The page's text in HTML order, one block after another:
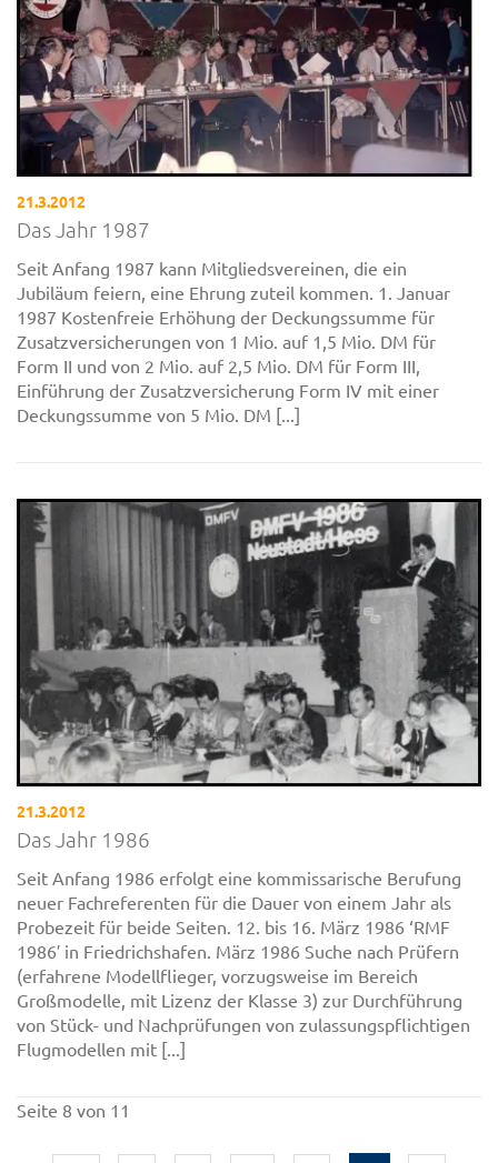
21.3.2012
Das Jahr 1987
Seit Anfang 1987 kann Mitgliedsvereinen, die ein
Jubiläum feiern, eine Ehrung zuteil kommen. 1. Januar
1987 Kostenfreie Erhöhung der Deckungssumme für
Zusatzversicherungen von 1 Mio. auf 1,5 Mio. DM für
Form II und von 2 Mio. auf 2,5 Mio. DM für Form III,
Einführung der Zusatzversicherung Form IV mit einer
Deckungssumme von 5 Mio. DM [...]
21.3.2012
Das Jahr 1986
Seit Anfang 1986 erfolgt eine kommissarische Berufung
neuer Fachreferenten für die Dauer von einem Jahr als
Probezeit für beide Seiten. 12. bis 16. März 1986 ‘RMF
1986′ in Friedrichshafen. März 1986 Suche nach Prüfern
(erfahrene Modellflieger, vorzugsweise im Bereich
Großmodelle, mit Lizenz der Klasse 3) zur Durchführung
von Stück- und Nachprüfungen von zulassungspflichtigen
Flugmodellen mit [...]
Seite 8 von 11